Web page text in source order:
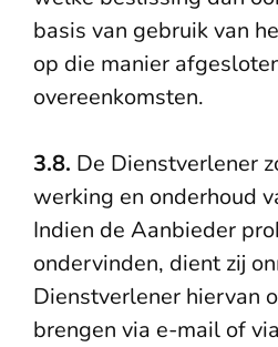
basis van gebruik van
op die manier
overeenkomsten.
3.8. De Dienstverlener
werking en onderhoud
Indien de Aanbieder
ondervinden, dient zij
Dienstverlener hiervan
brengen via e-mail of